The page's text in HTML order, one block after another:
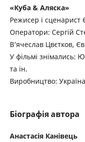
«Куба & Аляска»
Режисер і сценарист
Оператори: Сергій
В’ячеслав Цвєтков,
У фільмі знімались:
та ін.
Виробництво:
Біографія автора
Анастасія Канівець